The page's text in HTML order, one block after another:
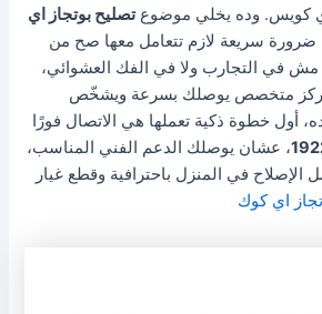
كويس. وده يخلي موضوعتصليح بوتجاز اي
ضرورة سريعة لازم تتعامل معها صح من
مش في التجارب ولا في الفك العشوائي،
متخصص يوصلك بسرعة ويشخّص
أول خطوة ذكية تعملها هي الاتصال فورًا
، عشان يوصلك الدعم الفني المناسب،
الإصلاح في المنزل باحترافية وقطع غيار
اي كوك